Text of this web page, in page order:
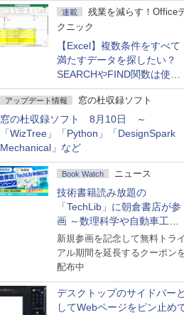
連載
残業を減らす！Office
クニック
【Excel】複数条件をすべて
満たすデータを探したい？
SEARCHやFIND関数は使っ
ちゃダメ！
アップデート情報 窓の杜収録ソフト
窓の杜収録ソフト 8月10日 ～
「WizTree」「Python」「DesignSpark
Mechanical」など
Book Watch ニュース
技術書籍読み放題の
「TechLib」に朝倉書店が参
画 ～数理科学や自動車工学
の専門書を拡充
新規参画を記念して無料トライ
アル期間を延長するクーポン
配布中
デスクトップのサイドバーと
してWebページをピン止め